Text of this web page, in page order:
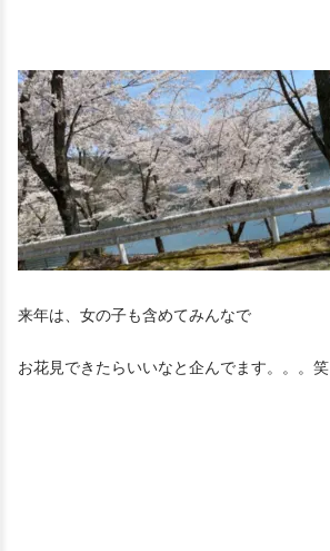
来年は、女の子も含めてみんなで
お花見できたらいいなと企んでます。。。笑